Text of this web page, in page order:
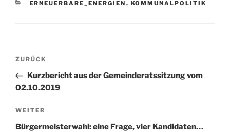
KATEGORIEN
ERNEUERBARE_ENERGIEN , KOMMUNALPOLITIK
Beitragsnavigation
Vorheriger
Beitrag
ZURÜCK
Kurzbericht aus der Gemeinderatssitzung vom
02.10.2019
Nächster
Beitrag
WEITER
Bürgermeisterwahl: eine Frage, vier Kandidaten…